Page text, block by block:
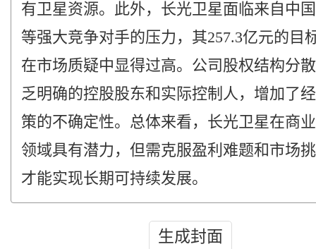
有卫星资源。此外，长光卫星面临来自中
等强大竞争对手的压力，其257.3亿元的目
在市场质疑中显得过高。公司股权结构分
乏明确的控股股东和实际控制人，增加了
策的不确定性。总体来看，长光卫星在商
领域具有潜力，但需克服盈利难题和市场
才能实现长期可持续发展。
生成封面